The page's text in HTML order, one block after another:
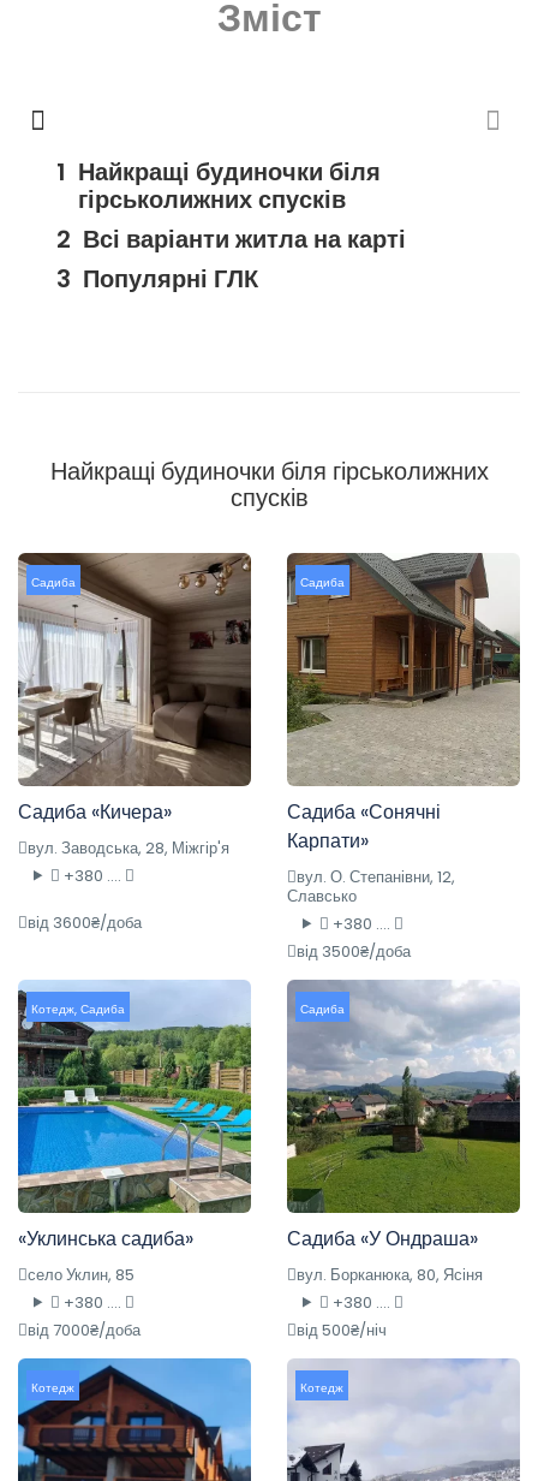
Зміст
Найкращі будиночки біля
гірськолижних спусків
Всі варіанти житла на карті
Популярні ГЛК
Найкращі будиночки біля гірськолижних
спусків
Садиба
Садиба «Кичера»
вул. Заводська, 28, Міжгір'я
+380 ....
від 3600₴/доба
Садиба
Садиба «Сонячні
Карпати»
вул. О. Степанівни, 12,
Славсько
+380 ....
від 3500₴/доба
Котедж, Садиба
«Уклинська садиба»
село Уклин, 85
+380 ....
від 7000₴/доба
Садиба
Садиба «У Ондраша»
вул. Борканюка, 80, Ясіня
+380 ....
від 500₴/ніч
Котедж Котедж